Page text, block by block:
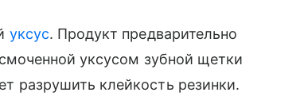
уксус. Продукт предварительно
уксусом зубной щетки
разрушить клейкость резинки.